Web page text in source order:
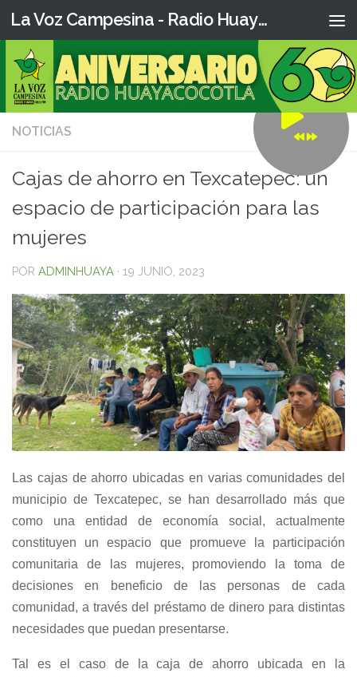
La Voz Campesina - Radio Huaya
NOTICIAS
Cajas de ahorro en Texcatepec: un
espacio de participación para las
mujeres
POR ADMINHUAYA · 19 JUNIO, 2023
Las cajas de ahorro ubicadas en varias comunidades del
municipio de Texcatepec, se han desarrollado más que
como una entidad de economía social, actualmente
constituyen un espacio que promueve la participación
comunitaria de las mujeres, promoviendo la toma de
decisiones en beneficio de las personas de cada
comunidad, a través del préstamo de dinero para distintas
necesidades que puedan presentarse.
Tal es el caso de la caja de ahorro ubicada en la